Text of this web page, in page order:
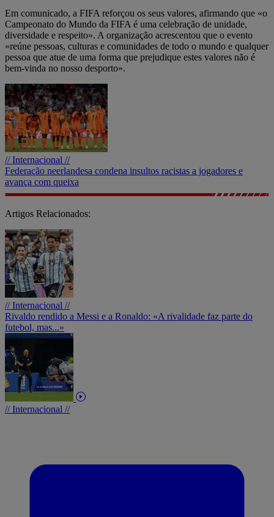
Em comunicado, a FIFA reforçou os seus valores, afirmando que «o
Campeonato do Mundo da FIFA é uma celebração de unidade,
diversidade e respeito». A organização acrescentou que o evento
«reúne pessoas, culturas e comunidades de todo o mundo e qualquer
pessoa que atue de uma forma que prejudique estes valores não é
bem-vinda no nosso desporto».
// Internacional //
Federação neerlandesa condena insultos racistas a jogadores e
avança com queixa
Artigos Relacionados:
// Internacional //
Rivaldo rendido a Messi e a Ronaldo: «A rivalidade faz parte do
futebol, mas...»
// Internacional //